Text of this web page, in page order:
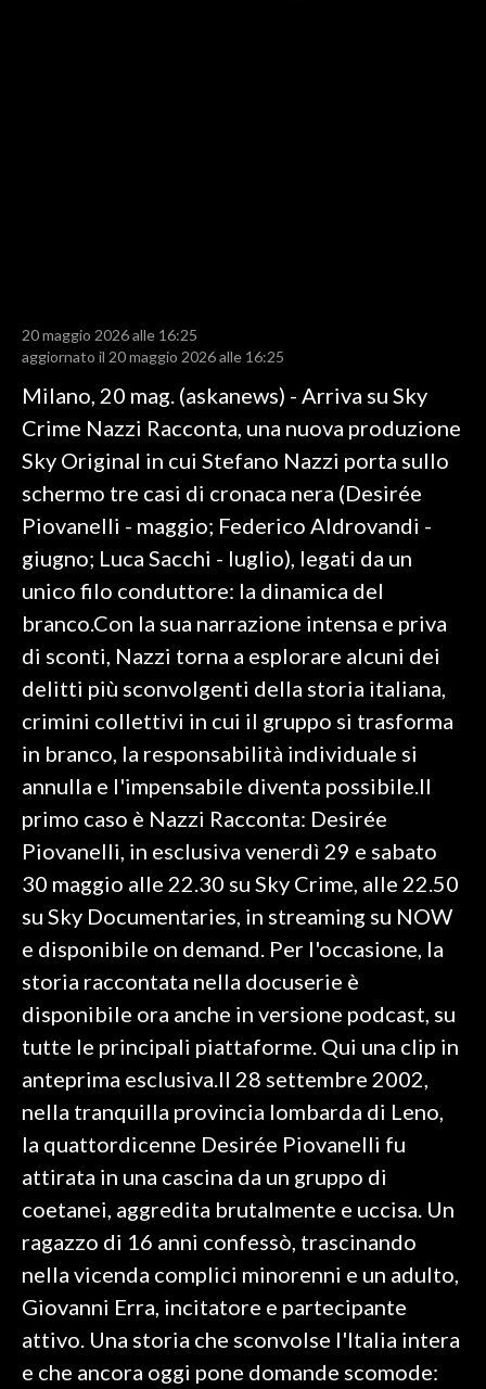
RISULTATI E CLASSIFICHE
CALCIO REGIONALE
BASKET
VOLLEY
MOTORI
TENNIS
ALTRI SPORT
CULTURA
SPETTACOLI
GOSSIP
SALUTE
SARDEGNA TURISMO
SARDI NEL MONDO
NOTIZIE
EVENTI
3 MINUTI CON
INSULARITÀ
INFO AZIENDE
NECROLOGI
20 maggio 2026 alle 16:25
aggiornato il 20 maggio 2026 alle 16:25
Milano, 20 mag. (askanews) - Arriva su Sky
Crime Nazzi Racconta, una nuova produzione
Sky Original in cui Stefano Nazzi porta sullo
schermo tre casi di cronaca nera (Desirée
Piovanelli - maggio; Federico Aldrovandi -
giugno; Luca Sacchi - luglio), legati da un
unico filo conduttore: la dinamica del
branco.Con la sua narrazione intensa e priva
di sconti, Nazzi torna a esplorare alcuni dei
delitti più sconvolgenti della storia italiana,
crimini collettivi in cui il gruppo si trasforma
in branco, la responsabilità individuale si
annulla e l'impensabile diventa possibile.Il
primo caso è Nazzi Racconta: Desirée
Piovanelli, in esclusiva venerdì 29 e sabato
30 maggio alle 22.30 su Sky Crime, alle 22.50
su Sky Documentaries, in streaming su NOW
e disponibile on demand. Per l'occasione, la
storia raccontata nella docuserie è
disponibile ora anche in versione podcast, su
tutte le principali piattaforme. Qui una clip in
anteprima esclusiva.Il 28 settembre 2002,
nella tranquilla provincia lombarda di Leno,
la quattordicenne Desirée Piovanelli fu
attirata in una cascina da un gruppo di
coetanei, aggredita brutalmente e uccisa. Un
ragazzo di 16 anni confessò, trascinando
nella vicenda complici minorenni e un adulto,
Giovanni Erra, incitatore e partecipante
attivo. Una storia che sconvolse l'Italia intera
e che ancora oggi pone domande scomode: